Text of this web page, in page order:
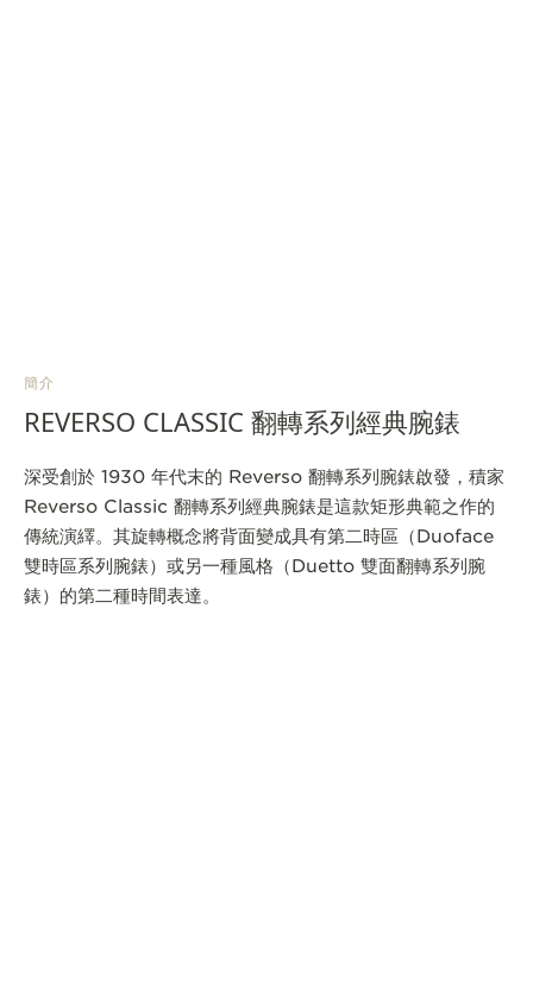
簡介
REVERSO CLASSIC 翻轉系列經典腕錶
深受創於 1930 年代末的 Reverso 翻轉系列腕錶啟發，積家
Reverso Classic 翻轉系列經典腕錶是這款矩形典範之作的
傳統演繹。其旋轉概念將背面變成具有第二時區（Duoface
雙時區系列腕錶）或另一種風格（Duetto 雙面翻轉系列腕
錶）的第二種時間表達。